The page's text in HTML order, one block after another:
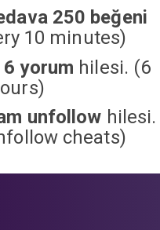
250 beğeni
10 minutes)
yorum hilesi. (6
unfollow hilesi.
cheats)